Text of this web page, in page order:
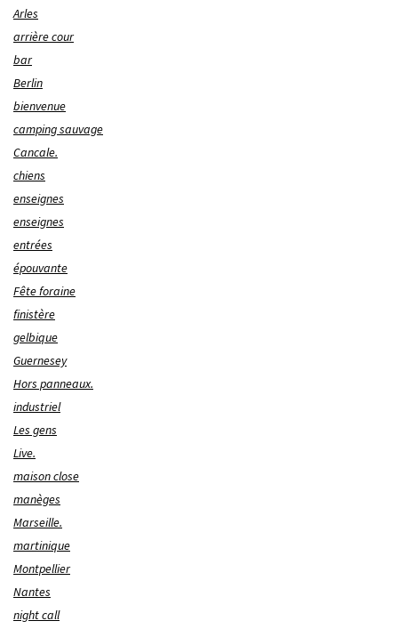
Arles
arrière cour
bar
Berlin
bienvenue
camping sauvage
Cancale.
chiens
enseignes
enseignes
entrées
épouvante
Fête foraine
finistère
gelbique
Guernesey
Hors panneaux.
industriel
Les gens
Live.
maison close
manèges
Marseille.
martinique
Montpellier
Nantes
night call